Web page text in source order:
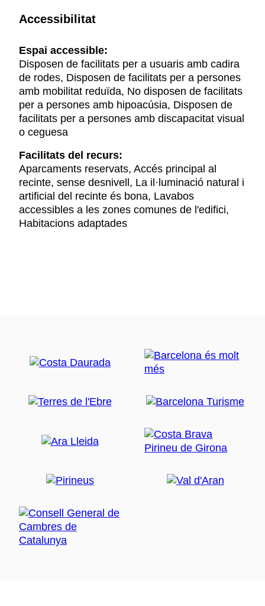
Accessibilitat
Espai accessible:
Disposen de facilitats per a usuaris amb cadira
de rodes, Disposen de facilitats per a persones
amb mobilitat reduïda, No disposen de facilitats
per a persones amb hipoacúsia, Disposen de
facilitats per a persones amb discapacitat visual
o ceguesa
Facilitats del recurs:
Aparcaments reservats, Accés principal al
recinte, sense desnivell, La il·luminació natural i
artificial del recinte és bona, Lavabos
accessibles a les zones comunes de l'edifici,
Habitacions adaptades